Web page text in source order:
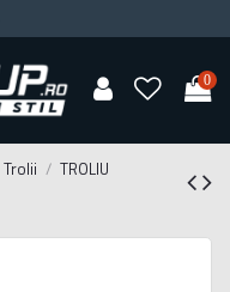
0
Trolii
TROLIU